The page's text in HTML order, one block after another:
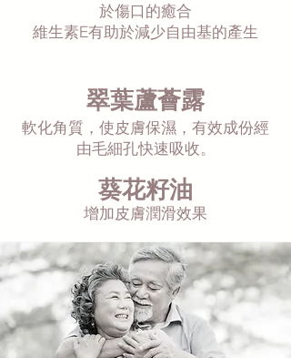
於傷口的癒合
維生素E有助於減少自由基的產生
翠葉蘆薈露
軟化角質，使皮膚保濕，有效成份經
由毛細孔快速吸收。
葵花籽油
增加皮膚潤滑效果